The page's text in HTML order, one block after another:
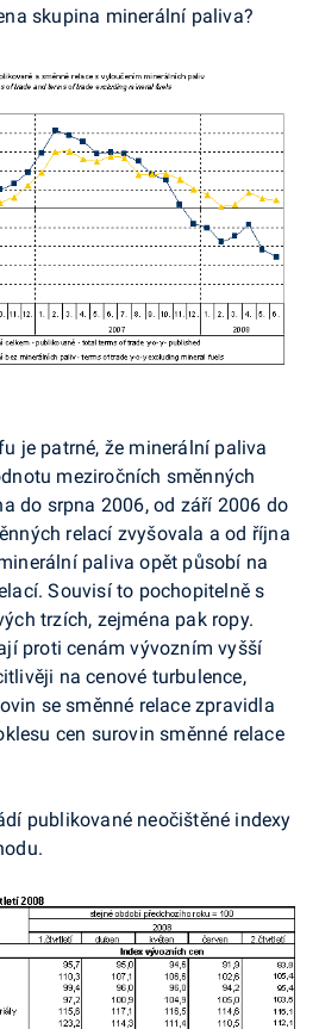
skupina minerální paliva?
je patrné, že minerální paliva
meziročních směnných
do srpna 2006, od září 2006 do
relací zvyšovala a od října
paliva opět působí na
Souvisí to pochopitelně s
trzích, zejména pak ropy.
proti cenám vývozním vyšší
na cenové turbulence,
se směnné relace zpravidla
cen surovin směnné relace
publikované neočištěné indexy